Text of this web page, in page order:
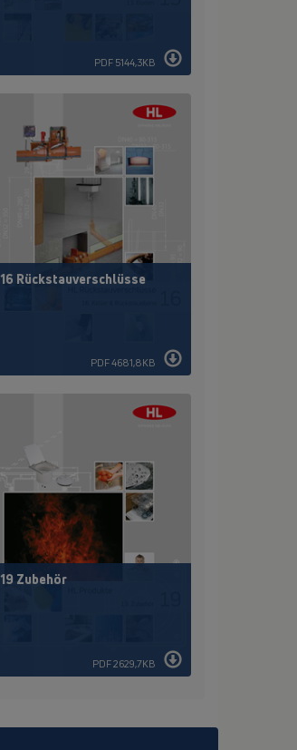
PDF 5144,3KB
16 Rückstauverschlüsse
PDF 4681,8KB
19 Zubehör
PDF 2629,7KB